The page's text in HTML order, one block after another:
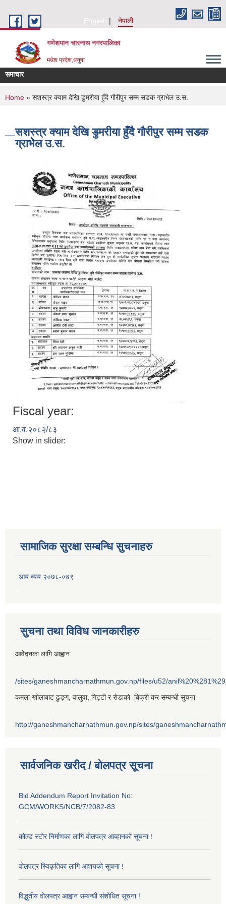
English
नेपाली
गणेशमान चारनाथ नगरपालिका
मधेश प्रदेश,धनुषा
समाचार
You are here
Home » सशस्त्र क्याम देखि डुमरीया हुँदै गौरीपुर सम्म सडक ग्राभेल उ.स.
सशस्त्र क्याम देखि डुमरीया हुँदै गौरीपुर सम्म सडक
ग्राभेल उ.स.
Fiscal year:
आ.व.२०८२/८३
Show in slider:
सामाजिक सुरक्षा सम्बन्धि सुचनाहरु
आय व्यय २०७८-०७९
सुचना तथा विविध जानकारीहरु
आवेदनका लागि आह्वान
/sites/ganeshmancharnathmun.gov.np/files/u52/
कमला खाेलाबाट ढु‌ङ्ग, वालुवा, गिट्टी र राेडाकाे बिक्री कर सम्बन्धी सुचना
http://ganeshmancharnathmun.gov.np/sites/
सार्वजनिक खरीद / बोलपत्र सूचना
Bid Addendum Report Invitation No:
GCM/WORKS/NCB/7/2082-83
कोल्ड स्टोर निर्माणका लागि वोलपत्र आव्हानको सूचना !
वोलपत्र स्विकृतिका लागि आशयको सूचना !
विद्धुतीय वोलपत्र आह्वान सम्बन्धी संशोधित सूचना !